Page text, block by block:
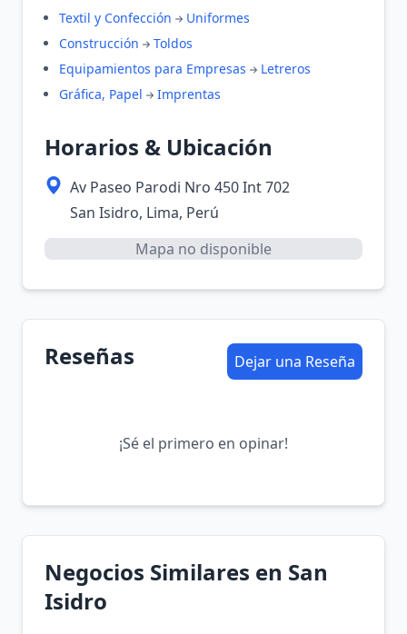
Textil y Confección
Uniformes
Construcción
Toldos
Equipamientos para Empresas
Letreros
Gráfica, Papel
Imprentas
Horarios & Ubicación
Av Paseo Parodi Nro 450 Int 702
San Isidro, Lima, Perú
Mapa no disponible
Reseñas Dejar una Reseña
¡Sé el primero en opinar!
Negocios Similares en San
Isidro